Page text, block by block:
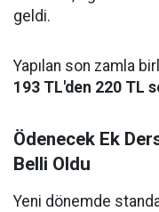
geldi.
Yapılan son zamla
193 TL'den 220 TL
Ödenecek Ek
Belli Oldu
Yeni dönemde